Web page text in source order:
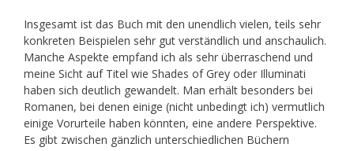
Insgesamt ist das Buch mit den unendlich vielen, teils sehr
konkreten Beispielen sehr gut verständlich und anschaulich.
Manche Aspekte empfand ich als sehr überraschend und
meine Sicht auf Titel wie Shades of Grey oder Illuminati
haben sich deutlich gewandelt. Man erhält besonders bei
Romanen, bei denen einige (nicht unbedingt ich) vermutlich
einige Vorurteile haben könnten, eine andere Perspektive.
Es gibt zwischen gänzlich unterschiedlichen Büchern